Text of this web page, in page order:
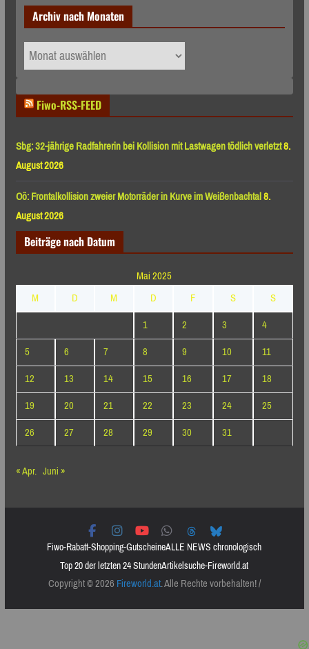
Archiv nach Monaten
Archiv
nach
Fiwo-RSS-FEED
Sbg: 32-jährige Radfahrerin bei Kollision mit Lastwagen tödlich verletzt8.
August 2026
Oö: Frontalkollision zweier Motorräder in Kurve im Weißenbachtal8.
August 2026
Beiträge nach Datum
Mai 2025
M
D M D F S
S
1
2 3
4
5
6 7 8 9 10
11
12
13 14 15 16 17
18
19
20 21 22 23 24
25
26
27 28 29 30
31
« Apr. Juni »
Fiwo-Rabatt-Shopping-GutscheineALLE NEWS chronologisch
Top 20 der letzten 24 StundenArtikelsuche-Fireworld.at
Copyright © 2026Fireworld.at. Alle Rechte vorbehalten! /